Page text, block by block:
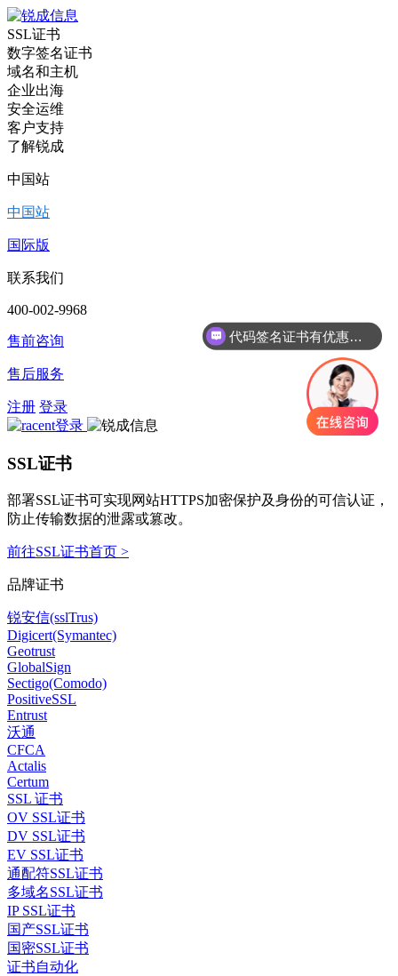
SSL证书
数字签名证书
域名和主机
企业出海
安全运维
客户支持
了解锐成
中国站
中国站
国际版
联系我们
400-002-9968
售前咨询
售后服务
注册 登录
SSL证书
部署SSL证书可实现网站HTTPS加密保护及身份的可信认证，
防止传输数据的泄露或篡改。
前往SSL证书首页 >
品牌证书
锐安信(sslTrus)
Digicert(Symantec)
Geotrust
GlobalSign
Sectigo(Comodo)
PositiveSSL
Entrust
沃通
CFCA
Actalis
Certum
SSL 证书
OV SSL证书
DV SSL证书
EV SSL证书
通配符SSL证书
多域名SSL证书
IP SSL证书
国产SSL证书
国密SSL证书
证书自动化